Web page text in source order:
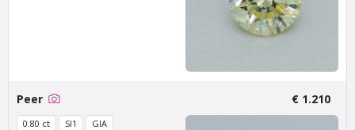
Van Amstel Zuidas
€ 600excl. BTW
Stadionweg
Peer € 1.210
0.80 ct SI1
GIA